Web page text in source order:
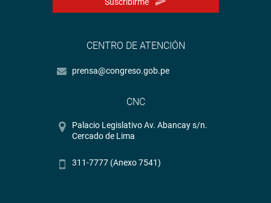
CENTRO DE ATENCIÓN
prensa@congreso.gob.pe
CNC
Palacio Legislativo Av. Abancay s/n.
Cercado de Lima
311-7777 (Anexo 7541)